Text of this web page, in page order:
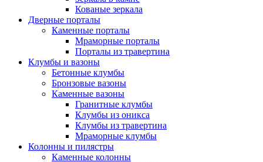
Кованые зеркала
Дверные порталы
Каменные порталы
Мраморные порталы
Порталы из травертина
Клумбы и вазоны
Бетонные клумбы
Бронзовые вазоны
Каменные вазоны
Гранитные клумбы
Клумбы из оникса
Клумбы из травертина
Мраморные клумбы
Колонны и пилястры
Каменные колонны